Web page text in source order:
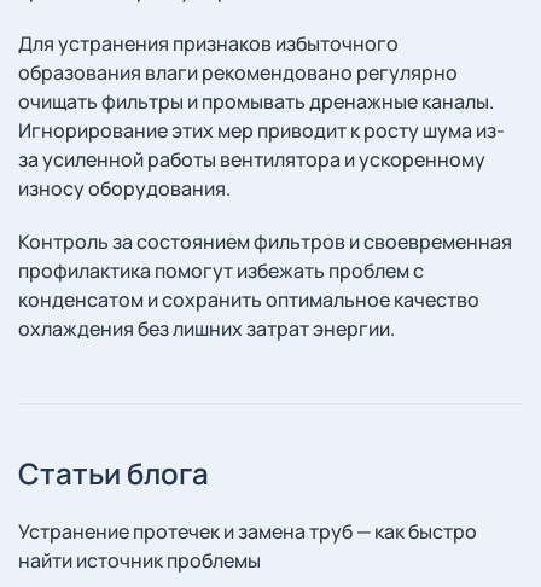
Для устранения признаков избыточного
образования влаги рекомендовано регулярно
очищать фильтры и промывать дренажные каналы.
Игнорирование этих мер приводит к росту шума из-
за усиленной работы вентилятора и ускоренному
износу оборудования.
Контроль за состоянием фильтров и своевременная
профилактика помогут избежать проблем с
конденсатом и сохранить оптимальное качество
охлаждения без лишних затрат энергии.
Статьи блога
Устранение протечек и замена труб — как быстро
найти источник проблемы